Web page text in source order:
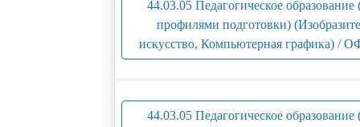
44.03.05 Педагогическое образование
профилями подготовки)
искусство, Компьютерная графика) /
44.03.05 Педагогическое образование